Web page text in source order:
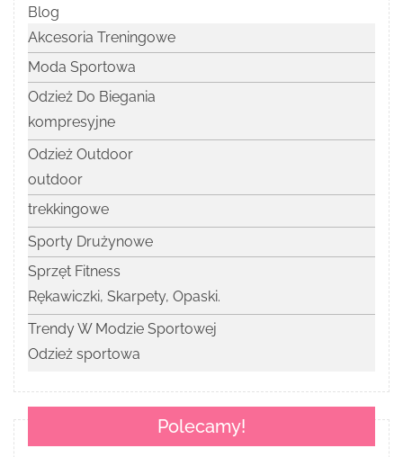
Blog
Akcesoria Treningowe
Moda Sportowa
Odzież Do Biegania
kompresyjne
Odzież Outdoor
outdoor
trekkingowe
Sporty Drużynowe
Sprzęt Fitness
Rękawiczki, Skarpety, Opaski.
Trendy W Modzie Sportowej
Odzież sportowa
Polecamy!